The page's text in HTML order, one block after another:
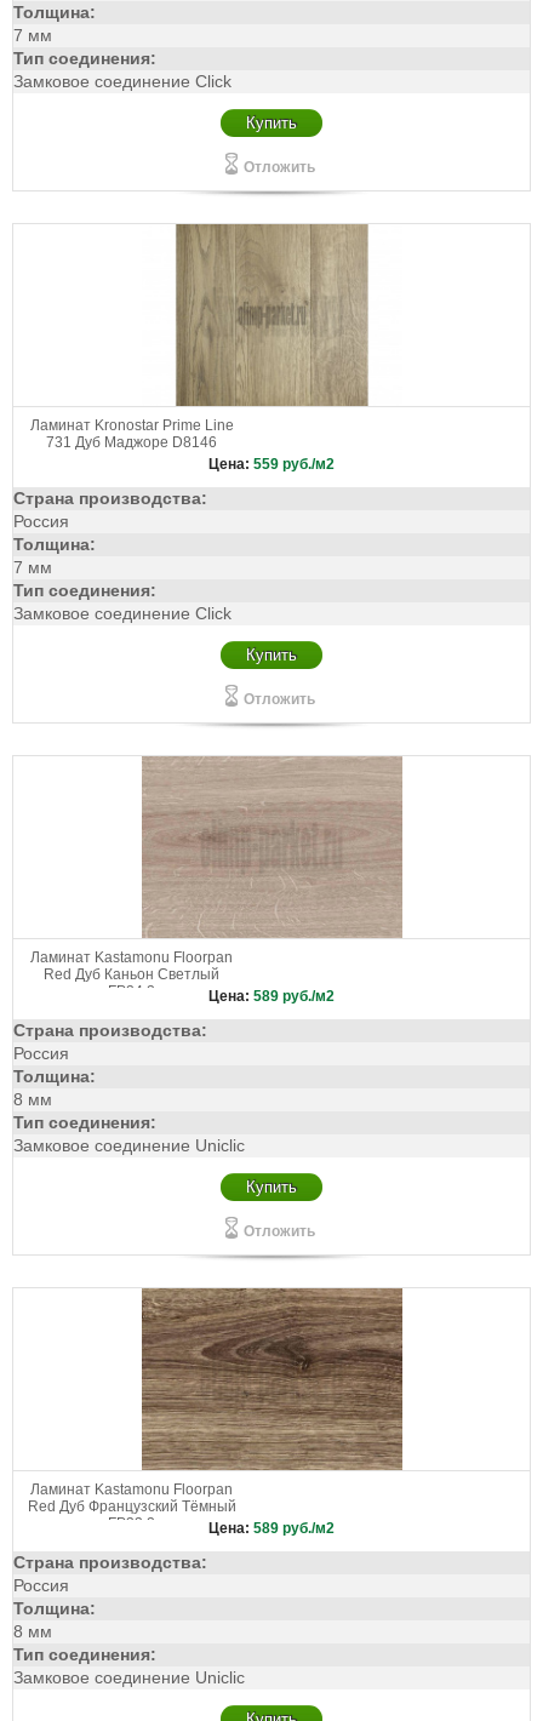
Толщина:
7 мм
Тип соединения:
Замковое соединение Click
Купить
Отложить
Ламинат Kronostar Prime Line
731 Дуб Маджоре D8146
Цена: 559 руб./м2
Страна производства:
Россия
Толщина:
7 мм
Тип соединения:
Замковое соединение Click
Купить
Отложить
Ламинат Kastamonu Floorpan
Red Дуб Каньон Светлый
FP24.2
Цена: 589 руб./м2
Страна производства:
Россия
Толщина:
8 мм
Тип соединения:
Замковое соединение Uniclic
Купить
Отложить
Ламинат Kastamonu Floorpan
Red Дуб Французский Тёмный
FP33.2
Цена: 589 руб./м2
Страна производства:
Россия
Толщина:
8 мм
Тип соединения:
Замковое соединение Uniclic